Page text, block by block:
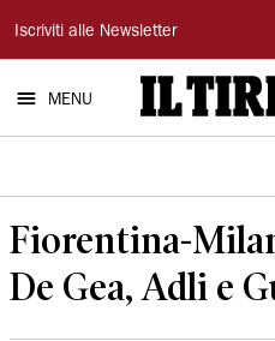
Il
Tirreno
Iscriviti alle Newsletter
MENU
Fiorentina-
De Gea, Adli e